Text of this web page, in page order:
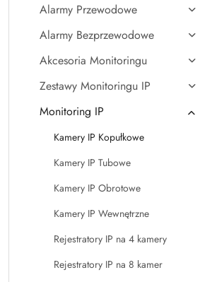
Alarmy Przewodowe
Alarmy Bezprzewodowe
Akcesoria Monitoringu
Zestawy Monitoringu IP
Monitoring IP
Kamery IP Kopułkowe
Kamery IP Tubowe
Kamery IP Obrotowe
Kamery IP Wewnętrzne
Rejestratory IP na 4 kamery
Rejestratory IP na 8 kamer